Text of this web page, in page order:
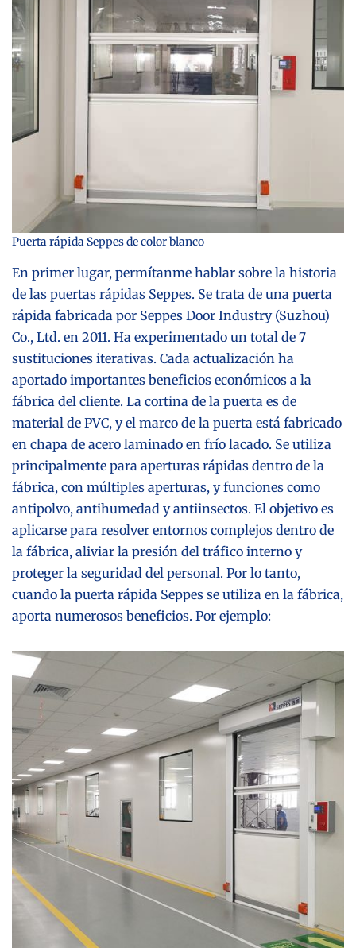
Puerta rápida Seppes de color blanco
En primer lugar, permítanme hablar sobre la historia
de las puertas rápidas Seppes. Se trata de una puerta
rápida fabricada por Seppes Door Industry (Suzhou)
Co., Ltd. en 2011. Ha experimentado un total de 7
sustituciones iterativas. Cada actualización ha
aportado importantes beneficios económicos a la
fábrica del cliente. La cortina de la puerta es de
material de PVC, y el marco de la puerta está fabricado
en chapa de acero laminado en frío lacado. Se utiliza
principalmente para aperturas rápidas dentro de la
fábrica, con múltiples aperturas, y funciones como
antipolvo, antihumedad y antiinsectos. El objetivo es
aplicarse para resolver entornos complejos dentro de
la fábrica, aliviar la presión del tráfico interno y
proteger la seguridad del personal. Por lo tanto,
cuando la puerta rápida Seppes se utiliza en la fábrica,
aporta numerosos beneficios. Por ejemplo: